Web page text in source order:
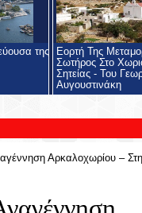
της
Εορτή Της
Σωτήρος Στο
Σητείας - Του
Αυγουστινάκη
Αρκαλοχωρίου –